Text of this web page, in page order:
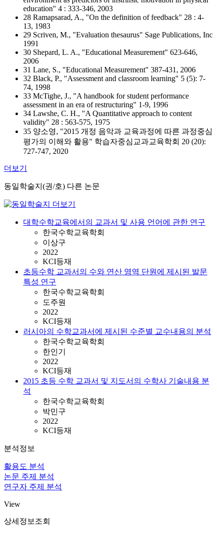
education" 4 : 333-346, 2003
28 Ramapsarad, A., "On the definition of feedback" 28 : 4-
13, 1983
29 Scriven, M., "Evaluation thesaurus" Sage Publications, Inc
1991
30 Shepard, L. A., "Educational Measurement" 623-646,
2006
31 Lane, S., "Educational Measurement" 387-431, 2006
32 Black, P., "Assessment and classroom learning" 5 (5): 7-
74, 1998
33 McTighe, J., "A handbook for student performance
assessment in an era of restructuring" 1-9, 1996
34 Lawshe, C. H., "A Quantitative approach to content
validity" 28 : 563-575, 1975
35 양소영, "2015 개정 음악과 교육과정에 따른 과정중심
평가의 이해와 활용" 학습자중심교과교육학회 20 (20):
727-747, 2020
더보기
동일학술지(권/호) 다른 논문
대학수학교육에서의 교과서 및 사용 언어에 관한 연구
한국수학교육학회
이상구
2022
KCI등재
초등수학 교과서의 수와 연산 영역 단원에 제시된 발문
특성 연구
한국수학교육학회
도주원
2022
KCI등재
러시아의 수학교과서에 제시된 수준별 교수내용의 분석
한국수학교육학회
한인기
2022
KCI등재
2015 초등 수학 교과서 및 지도서의 수학사 기술내용 분
석
한국수학교육학회
박민구
2022
KCI등재
분석정보
활용도 분석
논문 주제 분석
연구자 주제 분석
View
상세정보조회